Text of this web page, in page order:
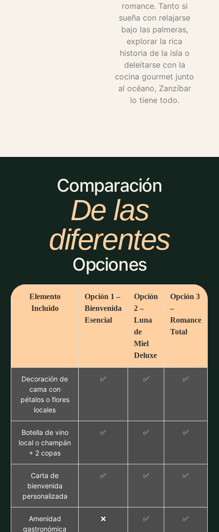
romance. Tanto si
sueña con relajarse
bajo las palmeras,
explorar la rica
historia de la isla o
deleitarse con la
cocina gourmet junto
al océano, Zanzíbar
lo tiene todo.
Comparación
De las
diferentes
Opciones
Elemento
Incluido
Opción 1 –
Bienvenida
Esencial
Opción
2 –
Luna
de
Miel
Deluxe
Opción 3
–
Romance
Total
Decoración de
cama con
pétalos o flores
locales
✅ ✅ ✅
Botella de vino
local o champán
+ 2 copas
✅ ✅ ✅
Carta de
bienvenida
personalizada
✅ ✅ ✅
Amenidad
gastronómica
❌ ✅ ✅